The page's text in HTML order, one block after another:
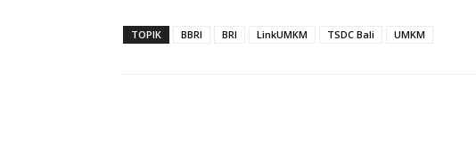
TOPIK BBRI BRI LinkUMKM TSDC Bali UMKM